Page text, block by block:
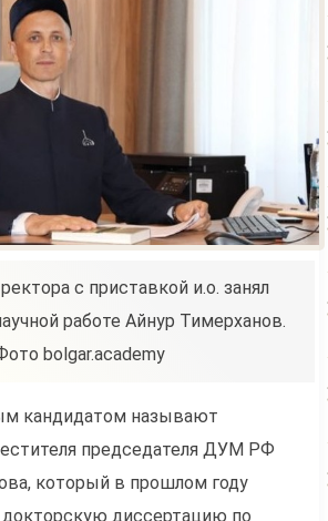
с приставкой и.о. занял
работе Айнур Тимерханов.
bolgar.academy
кандидатом называют
председателя ДУМ РФ
который в прошлом году
диссертацию по